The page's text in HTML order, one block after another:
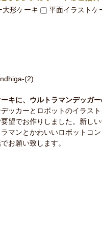
大形ケーキ 平面イラストケ
キに、ウルトラマンデッガ
ッカーとロボットのイラス
望でお作りしました。新し
マンとかわいいロボットコ
お願い致します。